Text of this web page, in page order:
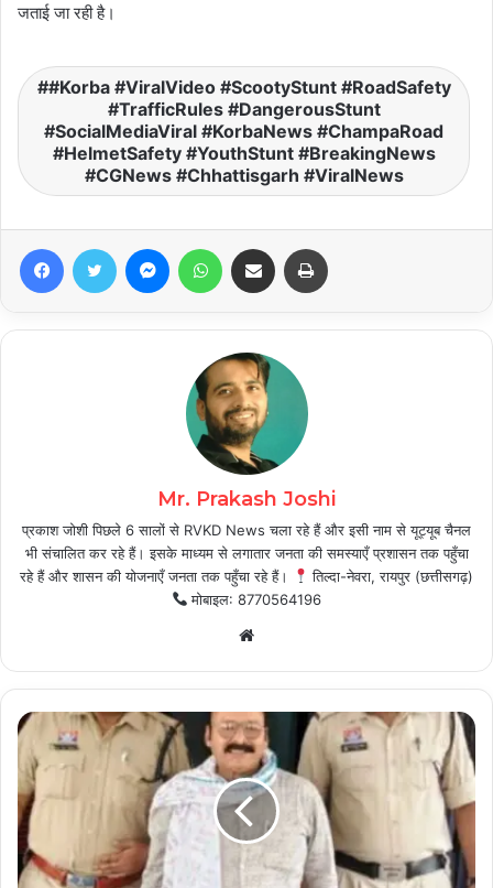
जताई जा रही है।
#Korba #ViralVideo #ScootyStunt #RoadSafety
#TrafficRules #DangerousStunt
#SocialMediaViral #KorbaNews #ChampaRoad
#HelmetSafety #YouthStunt #BreakingNews
#CGNews #Chhattisgarh #ViralNews
FacebookTwitter MessengerWhatsAppShare via Email
Mr. Prakash Joshi
प्रकाश जोशी पिछले 6 सालों से RVKD News चला रहे हैं और इसी नाम से यूट्यूब चैनल
भी संचालित कर रहे हैं। इसके माध्यम से लगातार जनता की समस्याएँ प्रशासन तक पहुँचा
रहे हैं और शासन की योजनाएँ जनता तक पहुँचा रहे हैं।
तिल्दा-नेवरा, रायपुर (छत्तीसगढ़)
मोबाइल: 8770564196
Website